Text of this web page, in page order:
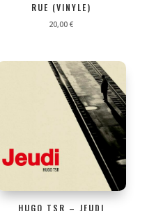
RUE (VINYLE)
20,00 €
HUGO TSR – JEUDI